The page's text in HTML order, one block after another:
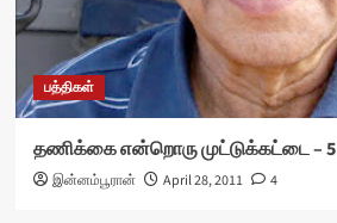
பத்திகள்
தணிக்கை என்றொரு முட்டுக்கட்டை – 5
இன்னம்பூரான் April 28, 2011 4